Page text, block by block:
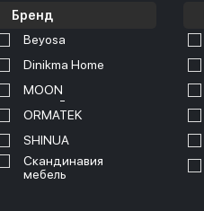
Бренд
Beyosa
Dinikma Home
MOON
ORMATEK
SHINUA
Скандинавия
мебель